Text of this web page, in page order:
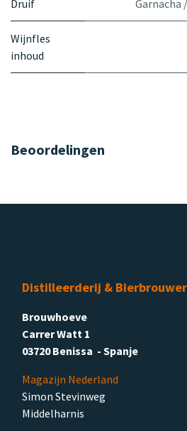
Druif Garnacha
Wijnfles
inhoud
Beoordelingen
Distilleerderij &
Brouwhoeve
Carrer Watt 1
03720 Benissa - Spanje
Magazijn Nederland
Simon Stevinweg
Middelharnis